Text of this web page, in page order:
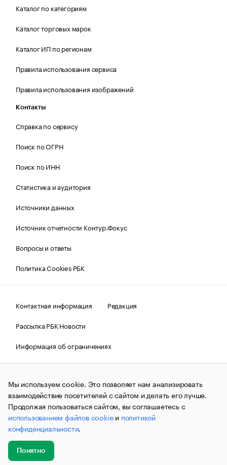
Каталог по категориям
Каталог торговых марок
Каталог ИП по регионам
Правила использования сервиса
Правила использования изображений
Контакты
Справка по сервису
Поиск по ОГРН
Поиск по ИНН
Статистика и аудитория
Источники данных
Источник отчетности Контур.Фокус
Вопросы и ответы
Политика Cookies РБК
Контактная информация
Редакция
Рассылка РБК Новости
Информация об ограничениях
Правовая информация
О соблюдении авторских прав
© АО «РОСБИЗНЕСКОНСАЛТИНГ»,1995–2026.Сообщения
и материалы информационного агентства «РБК»
(зарегистрировано Федеральной службой по надзору в сфере
связи, информационных технологий и массовых
коммуникаций (Роскомнадзор) 09.12.2015 за номером ИА
№ФС77-63848) сопровождаются пометкой «РБК». Отдельные
публикации могут содержать информацию,
не предназначенную для пользователей
до 18 лет.
Мы используем cookie. Это позволяет нам анализировать
взаимодействие посетителей с сайтом и делать его лучше.
Продолжая пользоваться сайтом, вы соглашаетесь с
использованием файлов cookieи политикой
конфиденциальности.
Понятно